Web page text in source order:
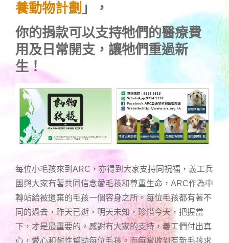
養動物計劃 」，
你的捐款可以支持牠們的醫療費
用及日常開支，讓牠們重過新
生！
每位小毛孩來到ARC，亦得到大家支持同祝福，義工兵
團與大家有著共同信念愛毛孩和尊重生命，ARC作為中
轉站給被遺棄的毛孩一個容身之所。每位毛孩都有著不
同的過去，昨天已逝，明天未知，珍惜今天，把握當
下，才是最重要的。感謝有大家的支持，義工們付出真
心，愛心和耐性幫助每位毛孩。而每當收到有新毛孩求